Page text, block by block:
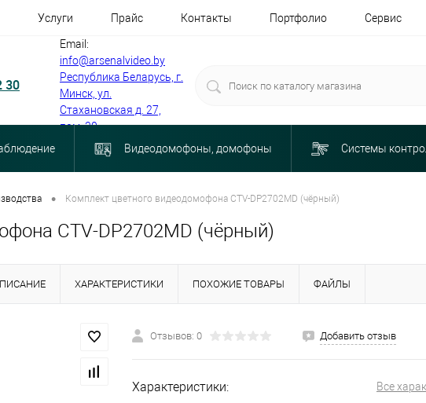
Услуги Прайс Контакты Портфолио Сервис
30
Email:
info@arsenalvideo.by
Республика Беларусь, г.
Минск, ул.
Стахановская д. 27,
пом. 30
Видеодомофоны, домофоны Системы
• Комплект цветного видеодомофона CTV-DP2702MD (чёрный)
CTV-DP2702MD (чёрный)
ХАРАКТЕРИСТИКИ ПОХОЖИЕ ТОВАРЫ ФАЙЛЫ
Отзывов: 0 Добавить отзыв
Характеристики: Все